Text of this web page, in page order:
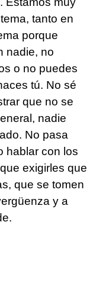
tanto en
porque
nadie, no
o no puedes
tú. No sé
que no se
nadie
No pasa
hablar con los
exigirles que
que se tomen
y a